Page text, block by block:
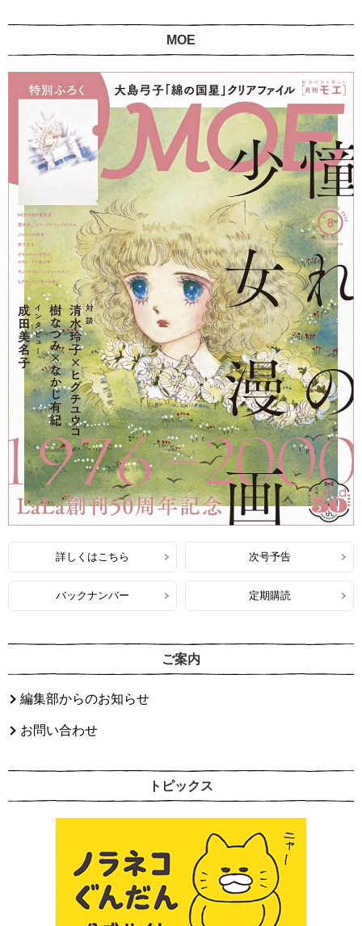
MOE
詳しくはこちら 次号予告
バックナンバー 定期購読
ご案内
編集部からのお知らせ
お問い合わせ
トピックス